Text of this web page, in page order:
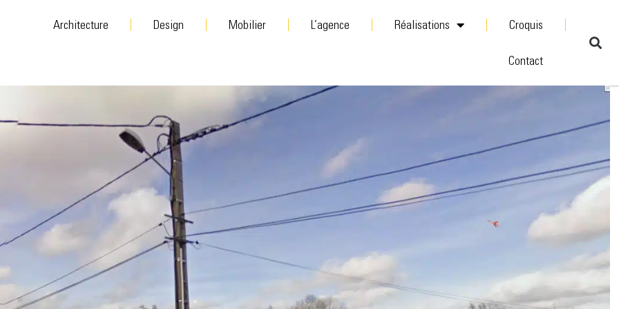
Architecture Design Mobilier L’agence Réalisations Croquis
Contact